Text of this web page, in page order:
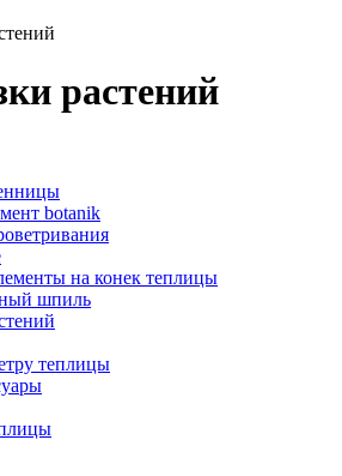
растений
botanik
на конек теплицы
шпиль
теплицы